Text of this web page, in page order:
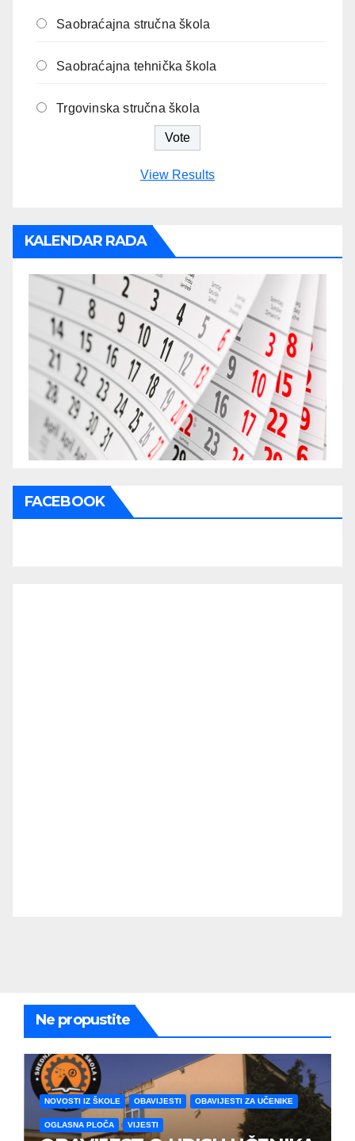
Saobraćajna stručna škola
Saobraćajna tehnička škola
Trgovinska stručna škola
View Results
KALENDAR RADA
FACEBOOK
Ne propustite
NOVOSTI IZ ŠKOLE OBAVIJESTI OBAVIJESTI ZA UČENIKE
OGLASNA PLOČA VIJESTI